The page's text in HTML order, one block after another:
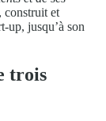
construit et
up, jusqu’à son
trois